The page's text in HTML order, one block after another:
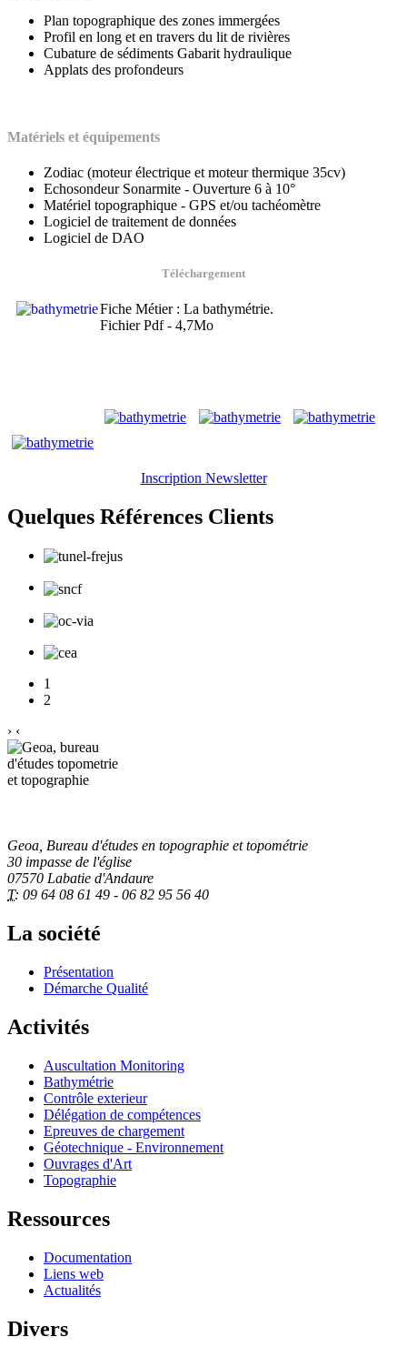
Plan topographique des zones immergées
Profil en long et en travers du lit de rivières
Cubature de sédiments Gabarit hydraulique
Applats des profondeurs
Matériels et équipements
Zodiac (moteur électrique et moteur thermique 35cv)
Echosondeur Sonarmite - Ouverture 6 à 10°
Matériel topographique - GPS et/ou tachéomètre
Logiciel de traitement de données
Logiciel de DAO
Téléchargement
Fiche Métier : La bathymétrie.
Fichier Pdf - 4,7Mo
Inscription Newsletter
Quelques Références Clients
1
2
› ‹
Geoa, Bureau d'études en topographie et topométrie
30 impasse de l'église
07570 Labatie d'Andaure
T: 09 64 08 61 49 - 06 82 95 56 40
La société
Présentation
Démarche Qualité
Activités
Auscultation Monitoring
Bathymétrie
Contrôle exterieur
Délégation de compétences
Epreuves de chargement
Géotechnique - Environnement
Ouvrages d'Art
Topographie
Ressources
Documentation
Liens web
Actualités
Divers